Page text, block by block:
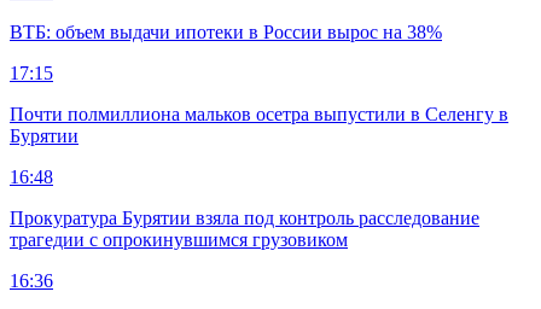
ВТБ: объем выдачи ипотеки в России вырос на 38%
17:15
Почти полмиллиона мальков осетра выпустили в Селенгу в
Бурятии
16:48
Прокуратура Бурятии взяла под контроль расследование
трагедии с опрокинувшимся грузовиком
16:36